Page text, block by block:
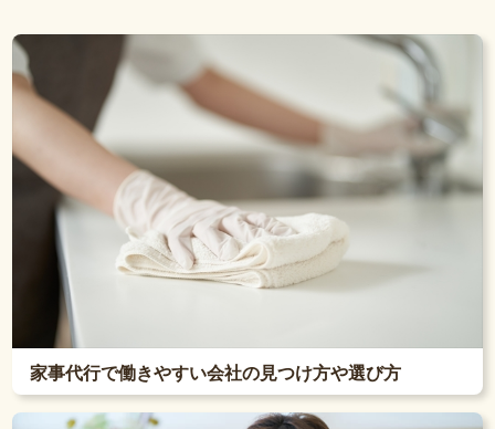
家事代行で働きやすい会社の見つけ方や選び方